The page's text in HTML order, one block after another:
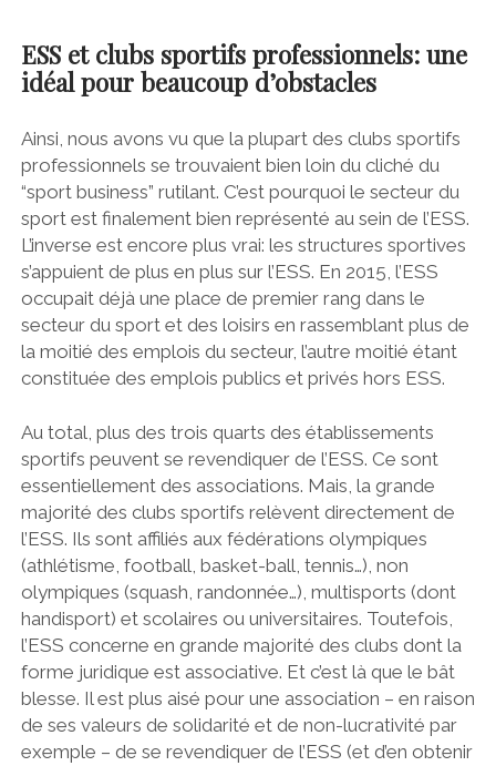
ESS et clubs sportifs professionnels: une
idéal pour beaucoup d’obstacles
Ainsi, nous avons vu que la plupart des clubs sportifs
professionnels se trouvaient bien loin du cliché du
“sport business” rutilant. C’est pourquoi le secteur du
sport est finalement bien représenté au sein de l’ESS.
L’inverse est encore plus vrai: les structures sportives
s’appuient de plus en plus sur l’ESS. En 2015, l’ESS
occupait déjà une place de premier rang dans le
secteur du sport et des loisirs en rassemblant plus de
la moitié des emplois du secteur, l’autre moitié étant
constituée des emplois publics et privés hors ESS.
Au total, plus des trois quarts des établissements
sportifs peuvent se revendiquer de l’ESS. Ce sont
essentiellement des associations. Mais, la grande
majorité des clubs sportifs relèvent directement de
l’ESS. Ils sont affiliés aux fédérations olympiques
(athlétisme, football, basket-ball, tennis…), non
olympiques (squash, randonnée…), multisports (dont
handisport) et scolaires ou universitaires. Toutefois,
l’ESS concerne en grande majorité des clubs dont la
forme juridique est associative. Et c’est là que le bât
blesse. Il est plus aisé pour une association – en raison
de ses valeurs de solidarité et de non-lucrativité par
exemple – de se revendiquer de l’ESS (et d’en obtenir